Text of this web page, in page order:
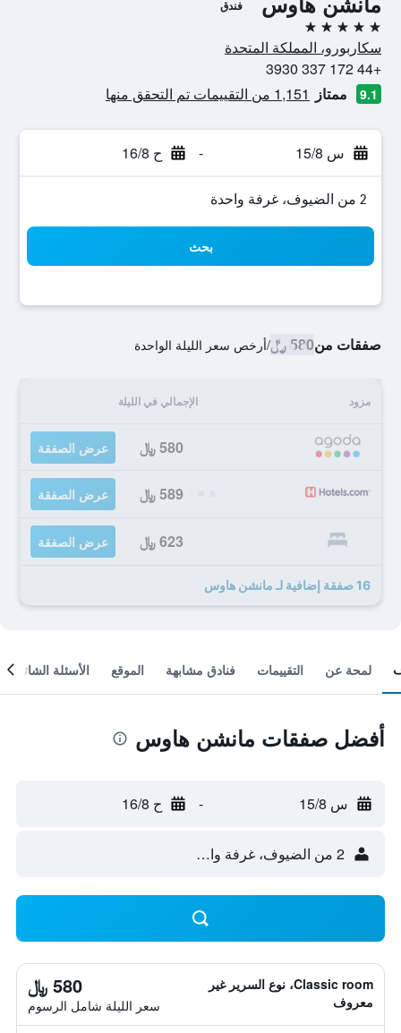
فندق
5 نجوم
سكاربورو، المملكة المتحدة
+44 172 337 3930
9.1 ممتاز 1,151 من التقييمات تم التحقق منها
س 15/8 - ح 16/8
2 من الضيوف، غرفة واحدة
بحث
صفقات من580 ﷼ /أرخص سعر الليلة الواحدة
مزود الإجمالي في الليلة
580 ﷼ عرض الصفقة
589 ﷼ عرض الصفقة
623 ﷼ عرض الصفقة
16 صفقة إضافية لـ مانشن هاوس
لمحة عن التقييمات فنادق مشابهة الموقع الأسئلة الشائعة
أفضل صفقات مانشن هاوس
س 15/8 - ح 16/8
2 من الضيوف، غرفة واحدة
Classic room، نوع السرير غير
معروف
580 ﷼
سعر الليلة شامل الرسوم